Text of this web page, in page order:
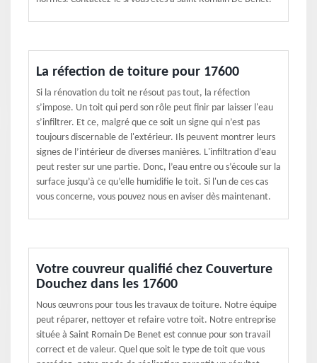
La réfection de toiture pour 17600
Si la rénovation du toit ne résout pas tout, la réfection
s’impose. Un toit qui perd son rôle peut finir par laisser l'eau
s’infiltrer. Et ce, malgré que ce soit un signe qui n’est pas
toujours discernable de l'extérieur. Ils peuvent montrer leurs
signes de l’intérieur de diverses manières. L'infiltration d’eau
peut rester sur une partie. Donc, l’eau entre ou s’écoule sur la
surface jusqu’à ce qu’elle humidifie le toit. Si l'un de ces cas
vous concerne, vous pouvez nous en aviser dès maintenant.
Votre couvreur qualifié chez Couverture
Douchez dans les 17600
Nous œuvrons pour tous les travaux de toiture. Notre équipe
peut réparer, nettoyer et refaire votre toit. Notre entreprise
située à Saint Romain De Benet est connue pour son travail
correct et de valeur. Quel que soit le type de toit que vous